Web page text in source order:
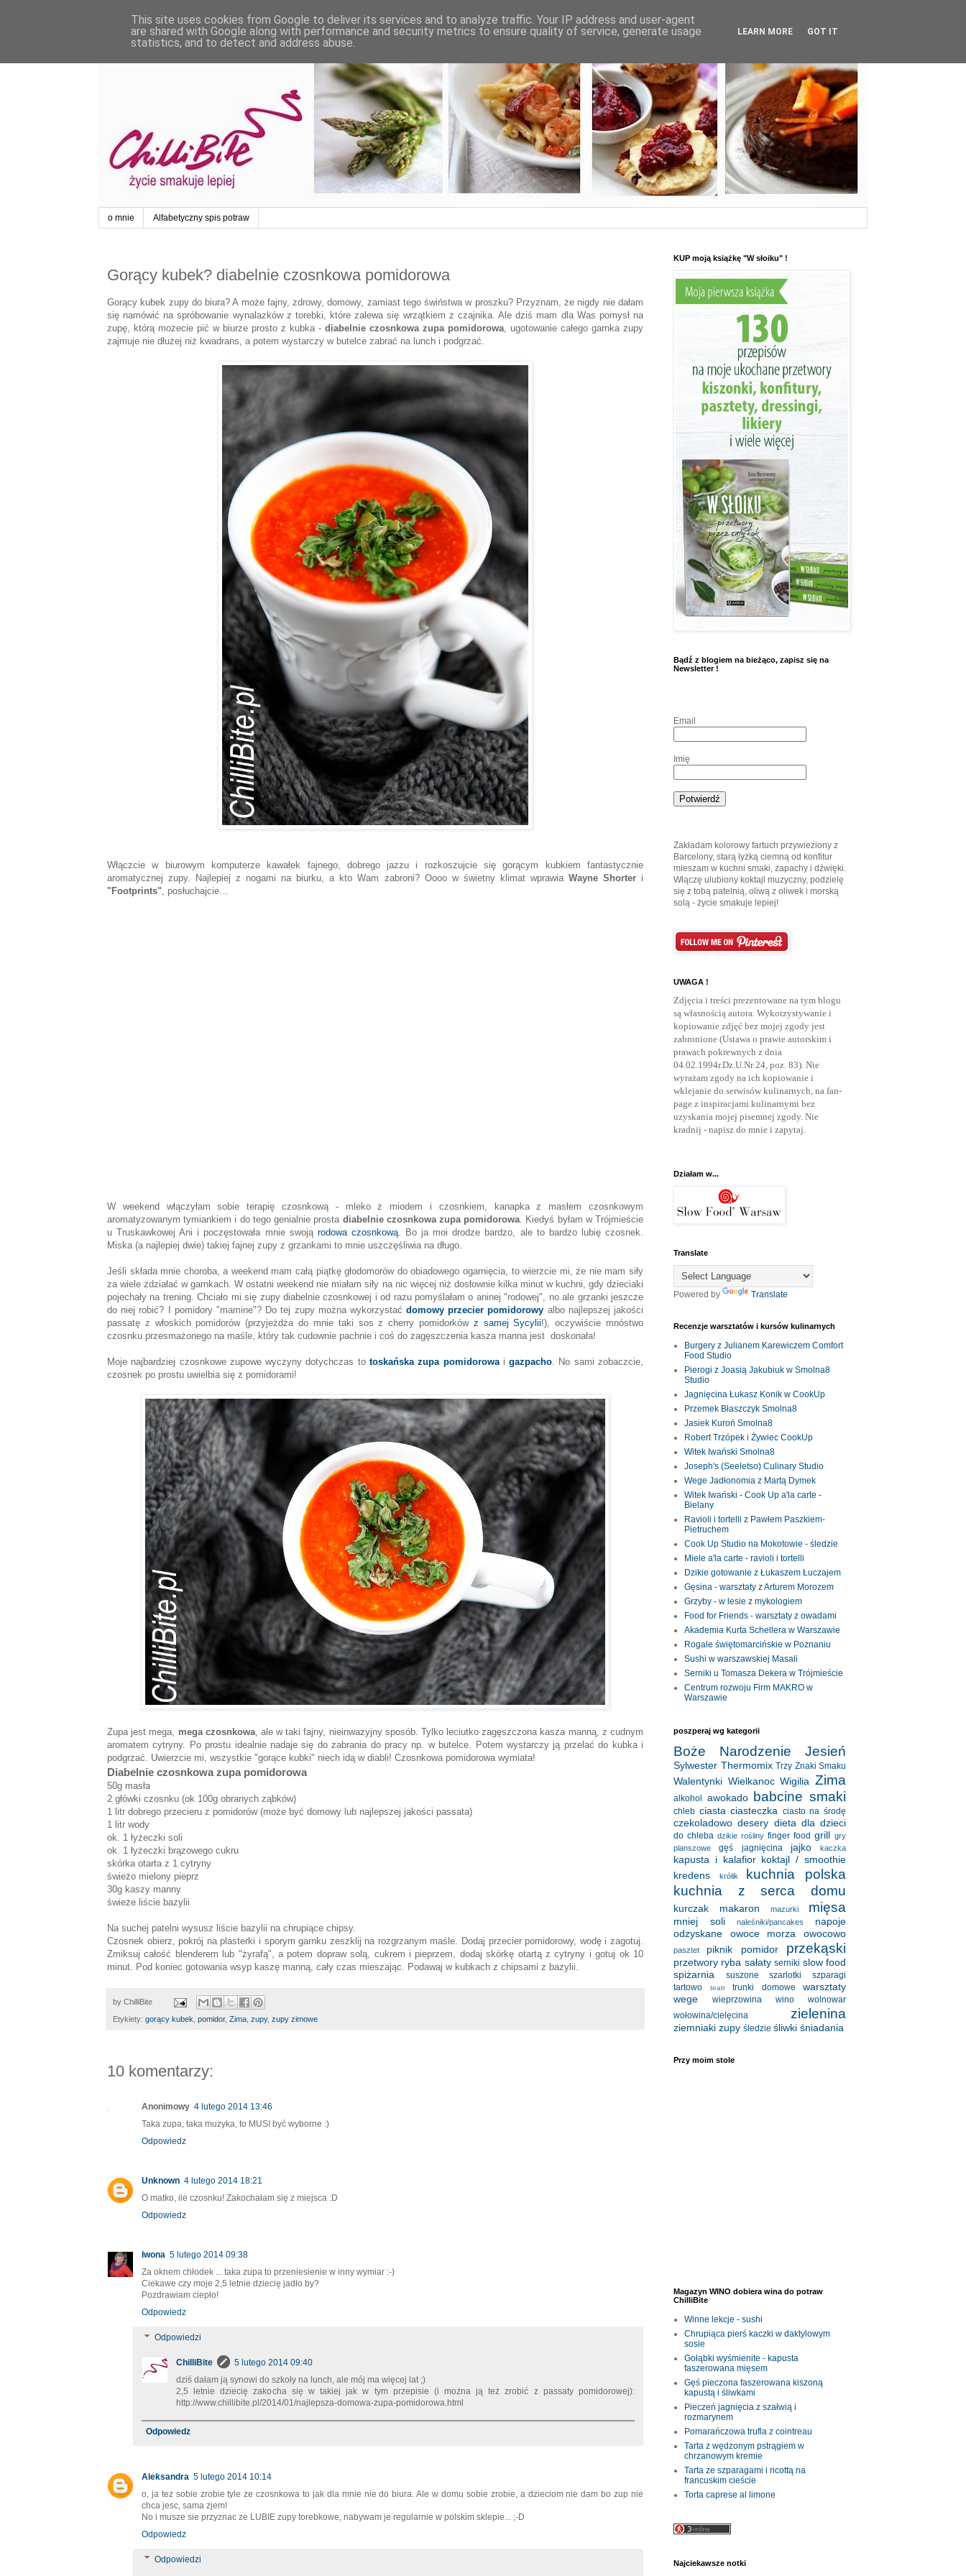
o mnie Alfabetyczny spis potraw
Gorący kubek? diabelnie czosnkowa pomidorowa
Gorący kubek zupy do biura? A może fajny, zdrowy, domowy, zamiast tego świństwa w proszku? Przyznam, że nigdy nie dałam
się namówić na spróbowanie wynalazków z torebki, które zalewa się wrzątkiem z czajnika. Ale dziś mam dla Was pomysł na
zupę, którą możecie pić w biurze prosto z kubka - diabelnie czosnkowa zupa pomidorowa, ugotowanie całego garnka zupy
zajmuje nie dłużej niż kwadrans, a potem wystarczy w butelce zabrać na lunch i podgrzać.
Włączcie w biurowym komputerze kawałek fajnego, dobrego jazzu i rozkoszujcie się gorącym kubkiem fantastycznie
aromatycznej zupy. Najlepiej z nogami na biurku, a kto Wam zabroni? Oooo w świetny klimat wprawia Wayne Shorteri
"Footprints", posłuchajcie…
W weekend włączyłam sobie terapię czosnkową - mleko z miodem i czosnkiem, kanapka z masłem czosnkowym
aromatyzowanym tymiankiem i do tego genialnie prosta diabelnie czosnkowa zupa pomidorowa. Kiedyś byłam w Trójmieście
u Truskawkowej Ani i poczęstowała mnie swoją rodowa czosnkową. Bo ja moi drodze bardzo, ale to bardzo lubię czosnek.
Miska (a najlepiej dwie) takiej fajnej zupy z grzankami to mnie uszczęśliwia na długo.
Jeśli składa mnie choroba, a weekend mam całą piątkę głodomorów do obiadowego ogarnięcia, to wierzcie mi, że nie mam siły
za wiele zdziałać w garnkach. W ostatni weekend nie miałam siły na nic więcej niż dosłownie kilka minut w kuchni, gdy dzieciaki
pojechały na trening. Chciało mi się zupy diabelnie czosnkowej i od razu pomyślałam o aninej "rodowej", no ale grzanki jeszcze
do niej robić? I pomidory "mamine"? Do tej zupy można wykorzystaćdomowy przecier pomidorowy albo najlepszej jakości
passatę z włoskich pomidorów (przyjeżdża do mnie taki sos z cherry pomidorków z samej Sycylii!), oczywiście mnóstwo
czosnku przesmażonego na maśle, który tak cudownie pachnie i coś do zagęszczenia kasza manna jest doskonała!
Moje najbardziej czosnkowe zupowe wyczyny dotychczas to toskańska zupa pomidorowaigazpacho. No sami zobaczcie,
czosnek po prostu uwielbia się z pomidorami!
Zupa jest mega, mega czosnkowa, ale w taki fajny, nieinwazyjny sposób. Tylko leciutko zagęszczona kasza manną, z cudnym
aromatem cytryny. Po prostu idealnie nadaje się do zabrania do pracy np. w butelce. Potem wystarczy ją przelać do kubka i
podgrzać. Uwierzcie mi, wszystkie "gorące kubki" niech idą w diabli! Czosnkowa pomidorowa wymiata!
Diabelnie czosnkowa zupa pomidorowa
50g masła
2 główki czosnku (ok 100g obranych ząbków)
1 litr dobrego przecieru z pomidorów (może być domowy lub najlepszej jakości passata)
1 litr wody
ok. 1 łyżeczki soli
ok. 1 łyżeczki brązowego cukru
skórka otarta z 1 cytryny
świeżo mielony pieprz
30g kaszy manny
świeże liście bazylii
Na suchej patelni wysusz liście bazylii na chrupiące chipsy.
Czosnek obierz, pokrój na plasterki i sporym garnku zeszklij na rozgrzanym maśle. Dodaj przecier pomidorowy, wodę i zagotuj.
Zmiksuj całość blenderem lub "żyrafą", a potem dopraw solą, cukrem i pieprzem, dodaj skórkę otartą z cytryny i gotuj ok 10
minut. Pod koniec gotowania wsyp kaszę manną, cały czas mieszając. Podawaj w kubkach z chipsami z bazylii.
by ChilliBite
Etykiety: gorący kubek, pomidor, Zima, zupy, zupy zimowe
10 komentarzy:
Anonimowy 4 lutego 2014 13:46
Taka zupa, taka muzyka, to MUSI być wyborne :)
Odpowiedz
Unknown 4 lutego 2014 18:21
O matko, ile czosnku! Zakochałam się z miejsca :D
Odpowiedz
Iwona 5 lutego 2014 09:38
Za oknem chłodek ... taka zupa to przeniesienie w inny wymiar :-)
Ciekawe czy moje 2,5 letnie dziecię jadło by?
Pozdrawiam ciepło!
Odpowiedz
Odpowiedzi
ChilliBite
5 lutego 2014 09:40
dziś dałam ją synowi do szkoły na lunch, ale mój ma więcej lat ;)
2,5 letnie dziecię zakocha się w takiej jak w tym przepisie (i można ją też zrobić z passaty pomidorowej):
http://www.chillibite.pl/2014/01/najlepsza-domowa-zupa-pomidorowa.html
Odpowiedz
Aleksandra 5 lutego 2014 10:14
o, ja tez sobie zrobie tyle ze czosnkowa to jak dla mnie nie do biura. Ale w domu sobie zrobie, a dzieciom nie dam bo zup nie
chca jesc, sama zjem!
No i musze sie przyznac ze LUBIE zupy torebkowe, nabywam je regularnie w polskim sklepie... ;-D
Odpowiedz
Odpowiedzi
KUP moją książkę "W słoiku" !
Bądź z blogiem na bieżąco, zapisz się na
Newsletter !
Email
Imię
Zakładam kolorowy fartuch przywieziony z
Barcelony, starą łyżką ciemną od konfitur
mieszam w kuchni smaki, zapachy i dźwięki.
Włączę ulubiony koktajl muzyczny, podzielę
się z tobą patelnią, oliwą z oliwek i morską
solą - życie smakuje lepiej!
UWAGA !
Zdjęcia i treści prezentowane na tym blogu
są własnością autora. Wykorzystywanie i
kopiowanie zdjęć bez mojej zgody jest
zabronione (Ustawa o prawie autorskim i
prawach pokrewnych z dnia
04.02.1994r.Dz.U.Nr 24, poz. 83). Nie
wyrażam zgody na ich kopiowanie i
wklejanie do serwisów kulinarnych, na fan-
page z inspiracjami kulinarnymi bez
uzyskania mojej pisemnej zgody. Nie
kradnij - napisz do mnie i zapytaj.
Działam w...
Translate
Powered by Translate
Recenzje warsztatów i kursów kulinarnych
Burgery z Julianem Karewiczem Comfort
Food Studio
Pierogi z Joasią Jakubiuk w Smolna8
Studio
Jagnięcina Łukasz Konik w CookUp
Przemek Błaszczyk Smolna8
Jasiek Kuroń Smolna8
Robert Trzópek i Żywiec CookUp
Witek Iwański Smolna8
Joseph's (Seeletso) Culinary Studio
Wege Jadłonomia z Martą Dymek
Witek Iwański - Cook Up a'la carte -
Bielany
Ravioli i tortelli z Pawłem Paszkiem-
Pietruchem
Cook Up Studio na Mokotowie - śledzie
Miele a'la carte - ravioli i tortelli
Dzikie gotowanie z Łukaszem Łuczajem
Gęsina - warsztaty z Arturem Morozem
Grzyby - w lesie z mykologiem
Food for Friends - warsztaty z owadami
Akademia Kurta Schellera w Warszawie
Rogale świętomarcińskie w Poznaniu
Sushi w warszawskiej Masali
Serniki u Tomasza Dekera w Trójmieście
Centrum rozwoju Firm MAKRO w
Warszawie
poszperaj wg kategorii
Boże Narodzenie Jesień
Sylwester Thermomix Trzy Znaki Smaku
Walentynki Wielkanoc Wigilia Zima
alkohol awokado babcine smaki
chleb ciasta ciasteczka ciasto na środę
czekoladowo desery dieta dla dzieci
do chleba dzikie rośliny finger food grill gry
planszowe
gęś jagnięcina jajko kaczka
kapusta i kalafior koktajl / smoothie
kredens
królik
kuchnia polska
kuchnia z serca domu
kurczak makaron mazurki mięsa
mniej soli naleśniki/pancakes
napoje
odzyskane
owoce morza owocowo
pasztet piknik pomidor przekąski
przetwory ryba sałaty serniki slow food
spiżarnia
suszone szarlotki
szparagi
tartowo
teatr trunki domowe
warsztaty
wege
wieprzowina wino
wolnowar
wołowina/cielęcina
zielenina
ziemniaki zupy śledzie śliwki śniadania
Przy moim stole
Magazyn WINO dobiera wina do potraw
ChilliBite
Winne lekcje - sushi
Chrupiąca pierś kaczki w daktylowym
sosie
Gołąbki wyśmienite - kapusta
faszerowana mięsem
Gęś pieczona faszerowana kiszoną
kapustą i śliwkami
Pieczeń jagnięcia z szałwią i
rozmarynem
Pomarańczowa trufla z cointreau
Tarta z wędzonym pstrągiem w
chrzanowym kremie
Tarta ze szparagami i ricottą na
francuskim cieście
Torta caprese al limone
Najciekawsze notki
This site uses cookies from Google to deliver its services and to analyze traffic. Your IP address and user-agent
are shared with Google along with performance and security metrics to ensure quality of service, generate usage
statistics, and to detect and address abuse.
LEARN MORE GOT IT